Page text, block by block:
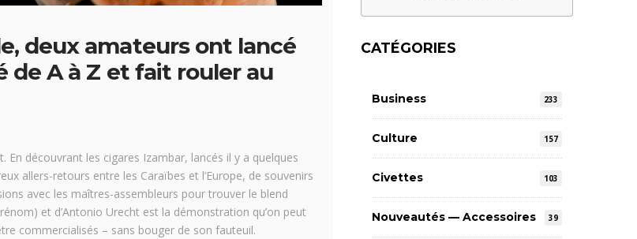
deux amateurs ont lancé
de A à Z et fait rouler au
En découvrant les cigares Izambar, lancés il y a quelques
allers-retours entre les Caraïbes et l’Europe, de souvenirs
avec les maîtres-assembleurs pour trouver le blend
et d’Antonio Urecht est la démonstration qu’on peut
commercialisés – sans bouger de son fauteuil.
CATÉGORIES
Business 233
Culture 157
Civettes 103
Nouveautés — Accessoires 39